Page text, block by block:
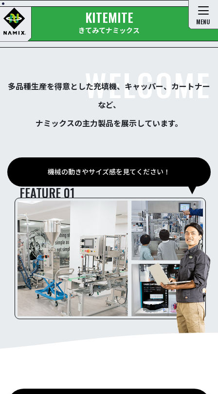
MENU
KITEMITE
きてみてナミックス
多品種生産を得意とした充填機、キャッパー、カートナー
など、
ナミックスの主力製品を展示しています。
FEATURE 01
機械の動きやサイズ感を見てください！